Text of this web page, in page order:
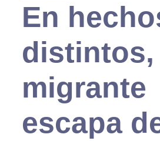
En
distintos,
migrante
escapa